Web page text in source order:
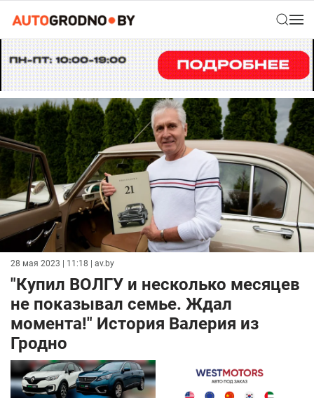
28 мая 2023 | 11:18 | av.by
"Купил ВОЛГУ и несколько месяцев
не показывал семье. Ждал
момента!" История Валерия из
Гродно